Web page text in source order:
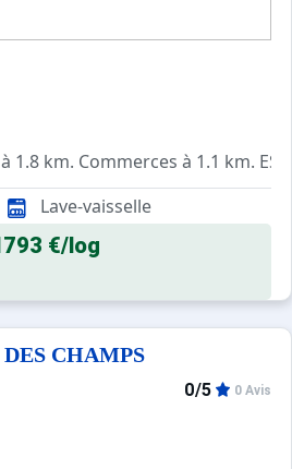
1.8 km. Commerces à 1.1 km.
: Appartements confortables
Lave-vaisselle
€/log
CHAMPS
0/5 0 Avis